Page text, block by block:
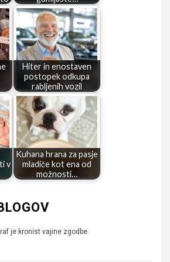
Hiter in enostaven
postopek odkupa
rabljenih vozil
v
Kuhana hrana za pasje
mladiče kot ena od
možnosti…
je kronist vajine zgodbe